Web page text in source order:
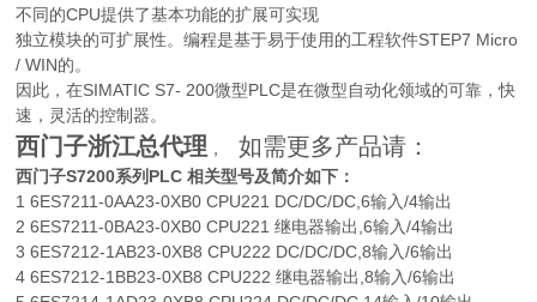
不同的CPU提供了基本功能的扩展可实现
独立模块的可扩展性。编程是基于易于使用的工程软件STEP7 Micro
/ WIN的。
因此，在SIMATIC S7- 200微型PLC是在微型自动化领域的可靠，快
速，灵活的控制器。
西门子浙江总代理 ， 如需更多产品请：
西门子S7200系列PLC 相关型号及简介如下：
1 6ES7211-0AA23-0XB0 CPU221 DC/DC/DC,6输入/4输出
2 6ES7211-0BA23-0XB0 CPU221 继电器输出,6输入/4输出
3 6ES7212-1AB23-0XB8 CPU222 DC/DC/DC,8输入/6输出
4 6ES7212-1BB23-0XB8 CPU222 继电器输出,8输入/6输出